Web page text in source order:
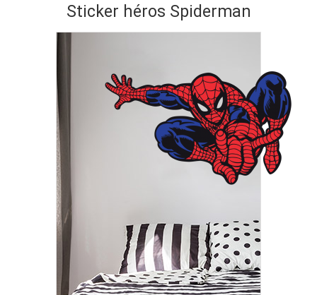
Sticker héros Spiderman